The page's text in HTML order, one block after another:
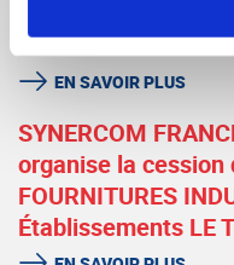
organise la cession
Monsieur Jean-
EN SAVOIR PLUS
SYNERCOM
organise la cession
FOURNITURES
Établissements LE